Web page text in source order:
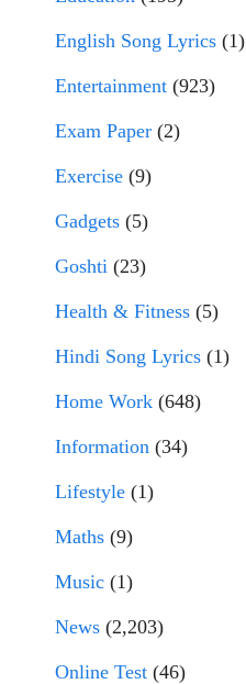
English Song Lyrics (1)
Entertainment (923)
Exam Paper (2)
Exercise (9)
Gadgets (5)
Goshti (23)
Health & Fitness (5)
Hindi Song Lyrics (1)
Home Work (648)
Information (34)
Lifestyle (1)
Maths (9)
Music (1)
News (2,203)
Online Test (46)